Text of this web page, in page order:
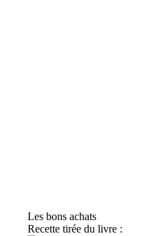
Les bons achats
Recette tirée du livre :